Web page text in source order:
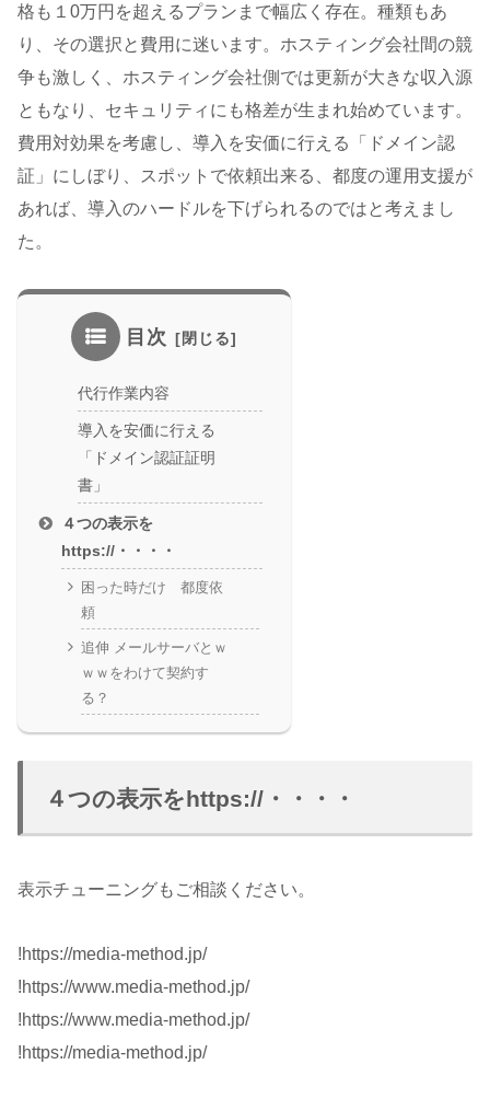
格も１0万円を超えるプランまで幅広く存在。種類もあ
り、その選択と費用に迷います。ホスティング会社間の競
争も激しく、ホスティング会社側では更新が大きな収入源
ともなり、セキュリティにも格差が生まれ始めています。
費用対効果を考慮し、導入を安価に行える「ドメイン認
証」にしぼり、スポットで依頼出来る、都度の運用支援が
あれば、導入のハードルを下げられるのではと考えまし
た。
目次
代行作業内容
導入を安価に行える
「ドメイン認証証明
書」
４つの表示を
https://・・・・
困った時だけ 都度依
頼
追伸 メールサーバとｗ
ｗｗをわけて契約す
る？
４つの表示をhttps://・・・・
表示チューニングもご相談ください。
!https://media-method.jp/
!https://www.media-method.jp/
!https://www.media-method.jp/
!https://media-method.jp/